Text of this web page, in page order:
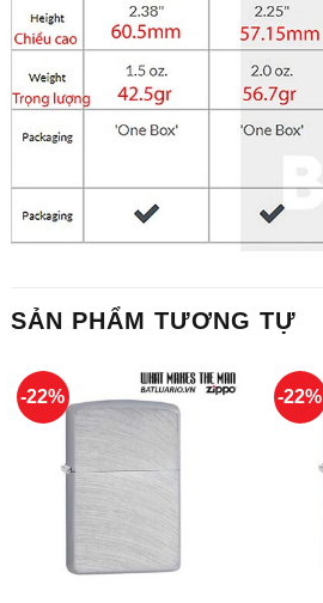
SẢN PHẨM TƯƠNG TỰ
-22% -22%